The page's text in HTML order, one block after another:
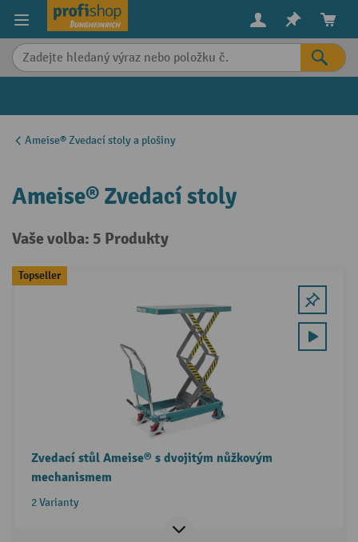
content
Ameise® Zvedací stoly a plošiny
Ameise® Zvedací stoly
Vaše volba: 5 Produkty
Topseller
Zvedací stůl Ameise® s dvojitým nůžkovým
mechanismem
2 Varianty